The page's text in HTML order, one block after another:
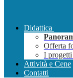
Didattica
Offerta
I progetti
Attività e Cene
Contatti